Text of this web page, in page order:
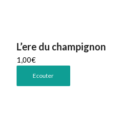
L’ere du champignon
1,00€
Ecouter